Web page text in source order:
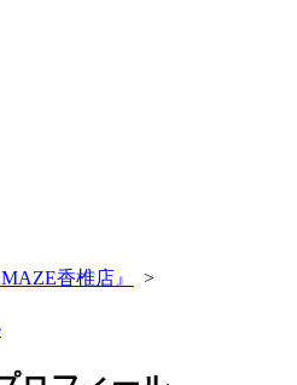
香椎店』
>